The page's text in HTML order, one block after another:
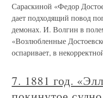
Сараскиной «Федор
дает подходящий повод
демонах. И. Волгин в
«Возлюбленные
оспаривает, в
7. 1881 год.